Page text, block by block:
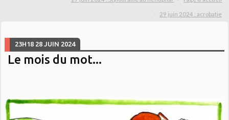
29 juin 2024 : acrobatie
23H18 28 JUIN 2024
Le mois du mot...